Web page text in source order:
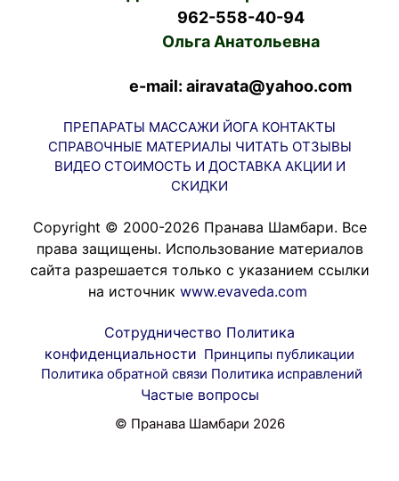
962-558-40-94
Ольга Анатольевна
e-mail: airavata@yahoo.com
ПРЕПАРАТЫ МАССАЖИ ЙОГА КОНТАКТЫ
СПРАВОЧНЫЕ МАТЕРИАЛЫ ЧИТАТЬ ОТЗЫВЫ
ВИДЕО СТОИМОСТЬ И ДОСТАВКА АКЦИИ И
СКИДКИ
Copyright © 2000-2026 Пранава Шамбари. Все
права защищены. Использование материалов
сайта разрешается только с указанием ссылки
на источник www.evaveda.com
Сотрудничество Политика
конфиденциальности Принципы публикации
Политика обратной связи Политика исправлений
Частые вопросы
© Пранава Шамбари 2026